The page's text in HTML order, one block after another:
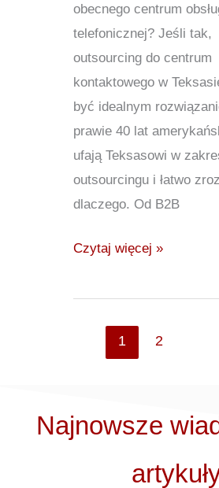
obecnego centrum
telefonicznej? Jeśli tak,
outsourcing do centrum
kontaktowego w
być idealnym
prawie 40 lat
ufają Teksasowi w
outsourcingu i łatwo
dlaczego. Od B2B
Czytaj więcej »
1 2
Najnowsze